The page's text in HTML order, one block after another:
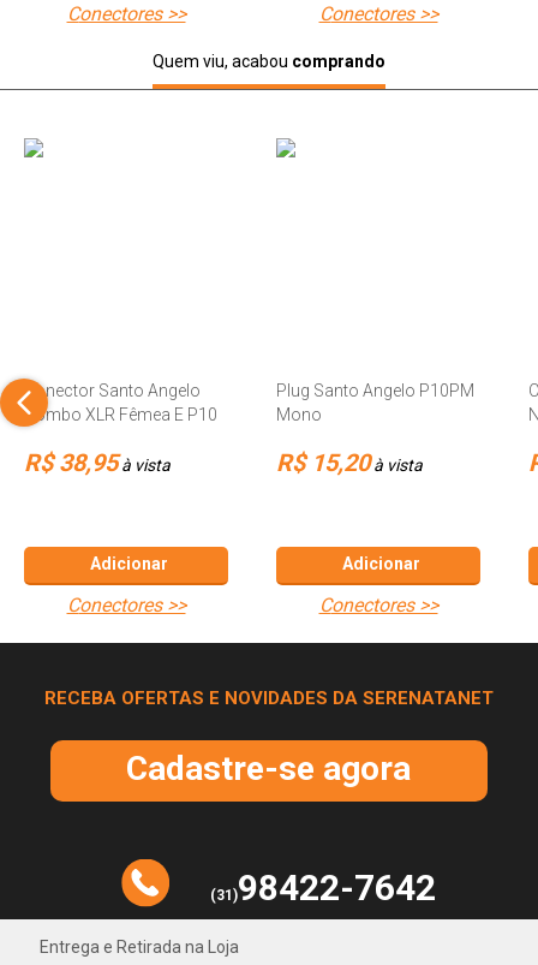
conectores >> conectores >>
Quem viu, acabou comprando
Conector Santo Angelo
Combo XLR Fêmea E P10
R$ 38,95à vista
Adicionar
conectores >>
Plug Santo Angelo P10PM
Mono
R$ 15,20à vista
Adicionar
conectores >>
RECEBA OFERTAS E NOVIDADES DA SERENATANET
Cadastre-se agora
(31)98422-7642
Entrega e Retirada na Loja